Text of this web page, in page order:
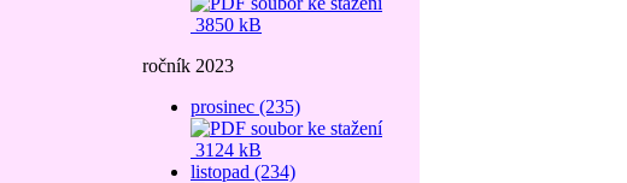
3850 kB
ročník 2023
prosinec (235)
3124 kB
listopad (234)